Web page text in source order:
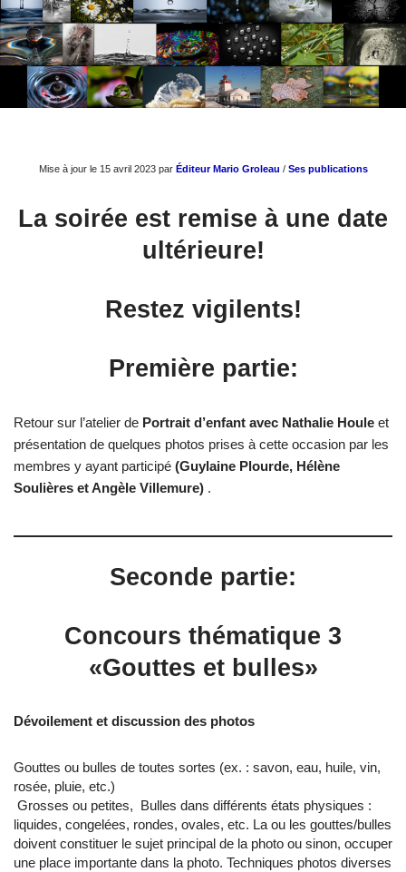
Mise à jour le 15 avril 2023 par Éditeur Mario Groleau / Ses publications
La soirée est remise à une date
ultérieure!
Restez vigilents!
Première partie:
Retour sur l’atelier de Portrait d’enfant avec Nathalie Houle et
présentation de quelques photos prises à cette occasion par les
membres y ayant participé (Guylaine Plourde, Hélène
Soulières et Angèle Villemure) .
Seconde partie:
Concours thématique 3
«Gouttes et bulles»
Dévoilement et discussion des photos
Gouttes ou bulles de toutes sortes (ex. : savon, eau, huile, vin,
rosée, pluie, etc.)
Grosses ou petites, Bulles dans différents états physiques :
liquides, congelées, rondes, ovales, etc. La ou les gouttes/bulles
doivent constituer le sujet principal de la photo ou sinon, occuper
une place importante dans la photo. Techniques photos diverses